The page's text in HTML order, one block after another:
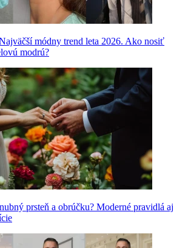
módny trend leta 2026. Ako nosiť
modrú?
prsteň a obrúčku? Moderné pravidlá aj